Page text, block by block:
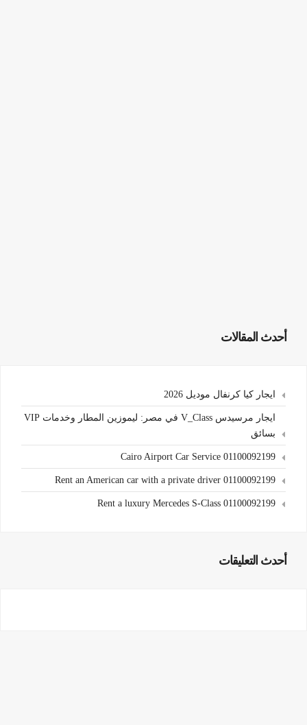
أحدث المقالات
ايجار كيا كرنفال موديل 2026
ايجار مرسيدس V_Class في مصر: ليموزين المطار وخدمات VIP
بسائق
Cairo Airport Car Service 01100092199
Rent an American car with a private driver 01100092199
Rent a luxury Mercedes S-Class 01100092199
أحدث التعليقات